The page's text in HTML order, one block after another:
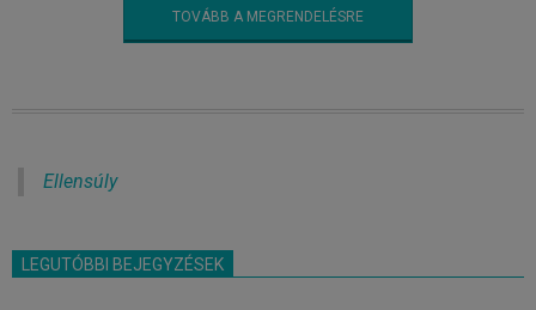
TOVÁBB A MEGRENDELÉSRE
Ellensúly
LEGUTÓBBI BEJEGYZÉSEK